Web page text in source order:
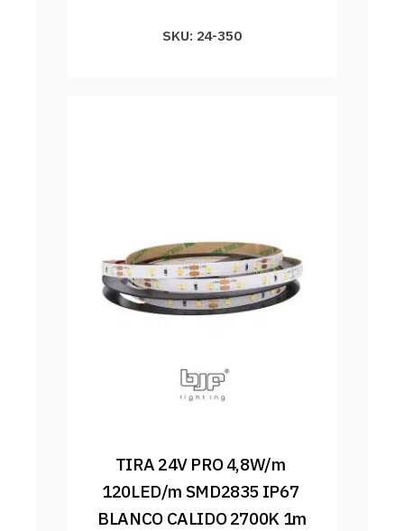
SKU: 24-350
TIRA 24V PRO 4,8W/m
120LED/m SMD2835 IP67
BLANCO CALIDO 2700K 1m